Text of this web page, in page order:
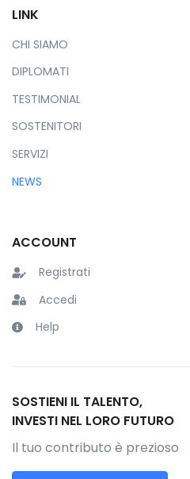
LINK
CHI SIAMO
DIPLOMATI
TESTIMONIAL
SOSTENITORI
SERVIZI
NEWS
ACCOUNT
Registrati
Accedi
Help
SOSTIENI IL TALENTO,
INVESTI NEL LORO FUTURO
Il tuo contributo è prezioso